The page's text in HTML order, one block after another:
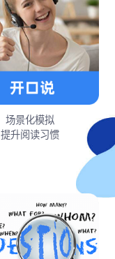
场景化模拟
提升阅读习惯